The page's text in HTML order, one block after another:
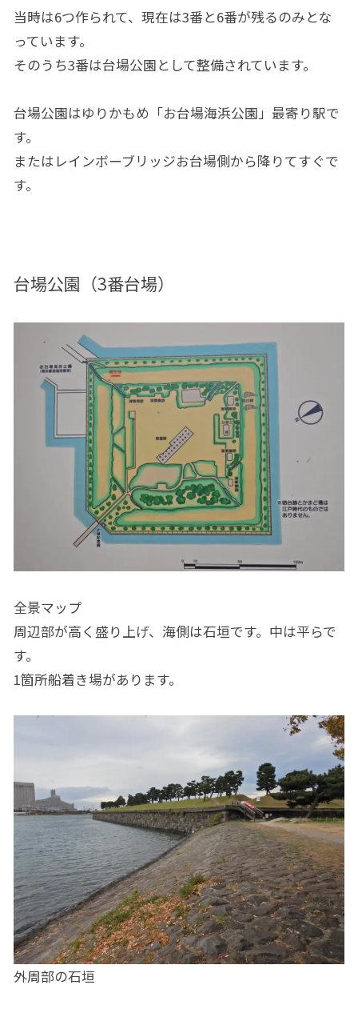
当時は6つ作られて、現在は3番と6番が残るのみとな
っています。
そのうち3番は台場公園として整備されています。
台場公園はゆりかもめ「お台場海浜公園」最寄り駅で
す。
またはレインボーブリッジお台場側から降りてすぐで
す。
台場公園（3番台場）
全景マップ
周辺部が高く盛り上げ、海側は石垣です。中は平らで
す。
1箇所船着き場があります。
外周部の石垣